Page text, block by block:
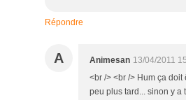
Répondre
A Animesan 13/04/2011
<br /> <br /> Hum ça doit
peu plus tard... sinon y a